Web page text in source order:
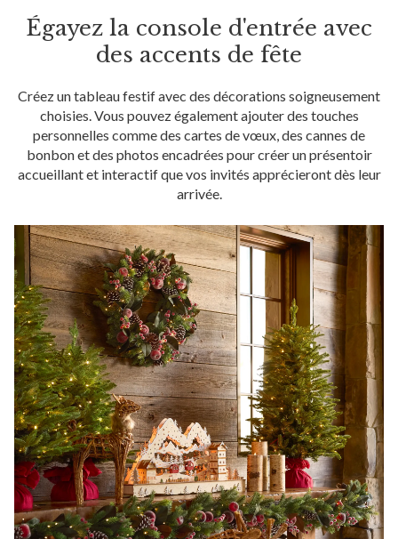
Égayez la console d'entrée avec
des accents de fête
Créez un tableau festif avec des décorations soigneusement
choisies. Vous pouvez également ajouter des touches
personnelles comme des cartes de vœux, des cannes de
bonbon et des photos encadrées pour créer un présentoir
accueillant et interactif que vos invités apprécieront dès leur
arrivée.